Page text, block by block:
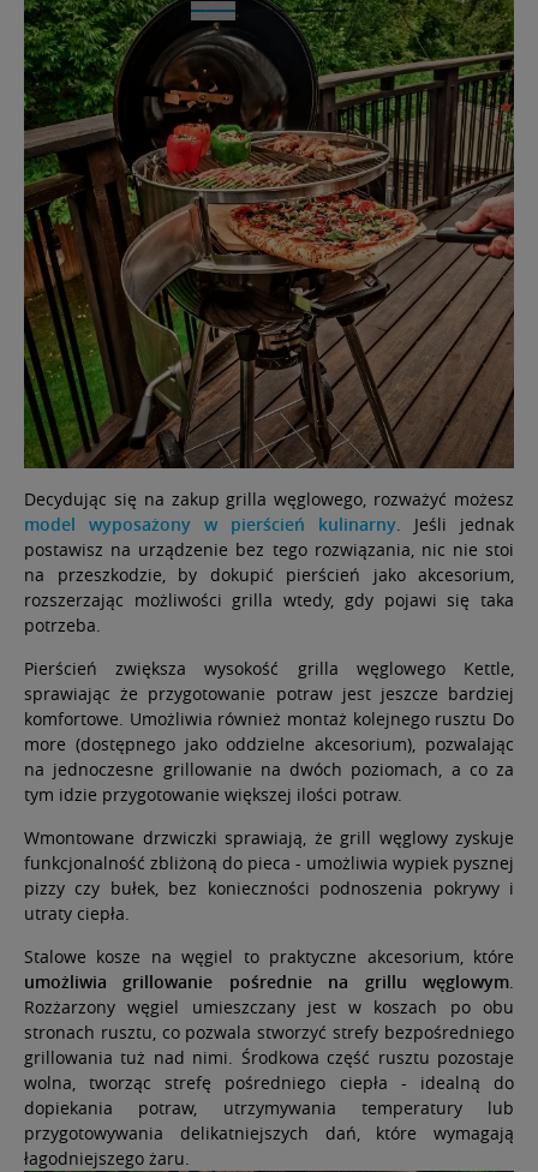
Decydując się na zakup grilla węglowego, rozważyć możesz
model wyposażony w pierścień kulinarny. Jeśli jednak
postawisz na urządzenie bez tego rozwiązania, nic nie stoi
na przeszkodzie, by dokupić pierścień jako akcesorium,
rozszerzając możliwości grilla wtedy, gdy pojawi się taka
potrzeba.
Pierścień zwiększa wysokość grilla węglowego Kettle,
sprawiając że przygotowanie potraw jest jeszcze bardziej
komfortowe. Umożliwia również montaż kolejnego rusztu Do
more (dostępnego jako oddzielne akcesorium), pozwalając
na jednoczesne grillowanie na dwóch poziomach, a co za
tym idzie przygotowanie większej ilości potraw.
Wmontowane drzwiczki sprawiają, że grill węglowy zyskuje
funkcjonalność zbliżoną do pieca - umożliwia wypiek pysznej
pizzy czy bułek, bez konieczności podnoszenia pokrywy i
utraty ciepła.
Stalowe kosze na węgiel to praktyczne akcesorium, które
umożliwia grillowanie pośrednie na grillu węglowym.
Rozżarzony węgiel umieszczany jest w koszach po obu
stronach rusztu, co pozwala stworzyć strefy bezpośredniego
grillowania tuż nad nimi. Środkowa część rusztu pozostaje
wolna, tworząc strefę pośredniego ciepła - idealną do
dopiekania potraw, utrzymywania temperatury lub
przygotowywania delikatniejszych dań, które wymagają
łagodniejszego żaru.